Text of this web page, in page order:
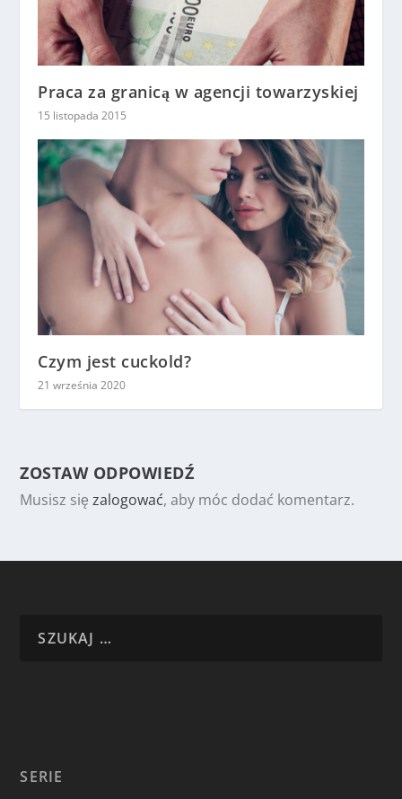
Praca za granicą w agencji towarzyskiej
15 listopada 2015
Czym jest cuckold?
21 września 2020
ZOSTAW ODPOWIEDŹ
Musisz sięzalogować, aby móc dodać komentarz.
SERIE